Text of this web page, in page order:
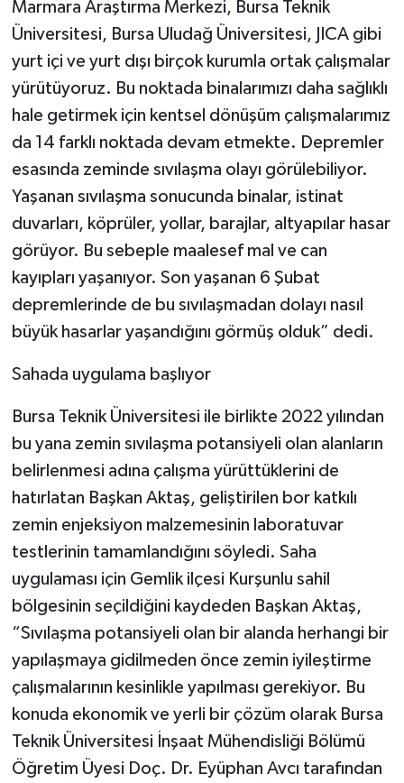
Marmara Araştırma Merkezi, Bursa Teknik
Üniversitesi, Bursa Uludağ Üniversitesi, JICA gibi
yurt içi ve yurt dışı birçok kurumla ortak çalışmalar
yürütüyoruz. Bu noktada binalarımızı daha sağlıklı
hale getirmek için kentsel dönüşüm çalışmalarımız
da 14 farklı noktada devam etmekte. Depremler
esasında zeminde sıvılaşma olayı görülebiliyor.
Yaşanan sıvılaşma sonucunda binalar, istinat
duvarları, köprüler, yollar, barajlar, altyapılar hasar
görüyor. Bu sebeple maalesef mal ve can
kayıpları yaşanıyor. Son yaşanan 6 Şubat
depremlerinde de bu sıvılaşmadan dolayı nasıl
büyük hasarlar yaşandığını görmüş olduk” dedi.
Sahada uygulama başlıyor
Bursa Teknik Üniversitesi ile birlikte 2022 yılından
bu yana zemin sıvılaşma potansiyeli olan alanların
belirlenmesi adına çalışma yürüttüklerini de
hatırlatan Başkan Aktaş, geliştirilen bor katkılı
zemin enjeksiyon malzemesinin laboratuvar
testlerinin tamamlandığını söyledi. Saha
uygulaması için Gemlik ilçesi Kurşunlu sahil
bölgesinin seçildiğini kaydeden Başkan Aktaş,
“Sıvılaşma potansiyeli olan bir alanda herhangi bir
yapılaşmaya gidilmeden önce zemin iyileştirme
çalışmalarının kesinlikle yapılması gerekiyor. Bu
konuda ekonomik ve yerli bir çözüm olarak Bursa
Teknik Üniversitesi İnşaat Mühendisliği Bölümü
Öğretim Üyesi Doç. Dr. Eyüphan Avcı tarafından